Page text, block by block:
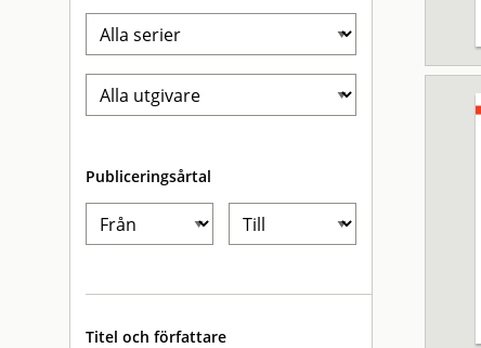
Publiceringsårtal
Titel och författare